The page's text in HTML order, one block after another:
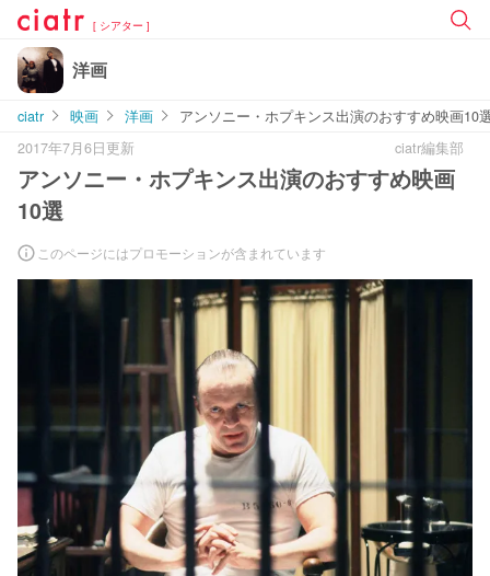
[ シアター ]
洋画
ciatr 映画 洋画
アンソニー・ホプキンス出演のおすすめ映画10
2017年7月6日更新
ciatr編集部
アンソニー・ホプキンス出演のおすすめ映画
10選
このページにはプロモーションが含まれています